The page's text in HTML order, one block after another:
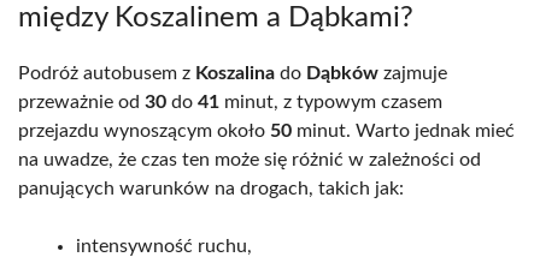
między Koszalinem a Dąbkami?
Podróż autobusem z Koszalina do Dąbków zajmuje
przeważnie od 30 do 41 minut, z typowym czasem
przejazdu wynoszącym około 50 minut. Warto jednak mieć
na uwadze, że czas ten może się różnić w zależności od
panujących warunków na drogach, takich jak:
intensywność ruchu,